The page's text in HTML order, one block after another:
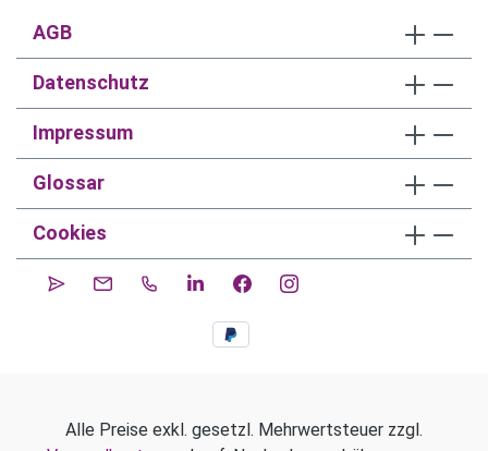
AGB
Datenschutz
Impressum
Glossar
Cookies
Alle Preise exkl. gesetzl. Mehrwertsteuer zzgl.